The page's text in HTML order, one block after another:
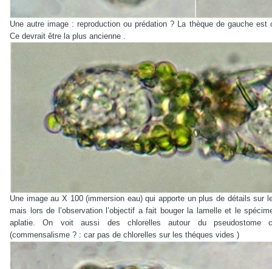
Une autre image : reproduction ou prédation ? La thèque de gauche
Ce devrait être la plus ancienne .
Une image au X 100 (immersion eau) qui apporte un plus de détails sur
mais lors de l’observation l’objectif a fait bouger la lamelle et le
aplatie. On voit aussi des chlorelles autour du pseudostome
(commensalisme ? : car pas de chlorelles sur les théques vides )